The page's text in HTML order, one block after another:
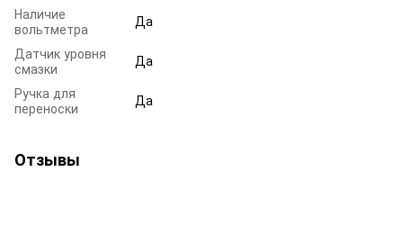
Наличие
вольтметра
Да
Датчик уровня
смазки
Да
Ручка для
переноски
Да
Отзывы